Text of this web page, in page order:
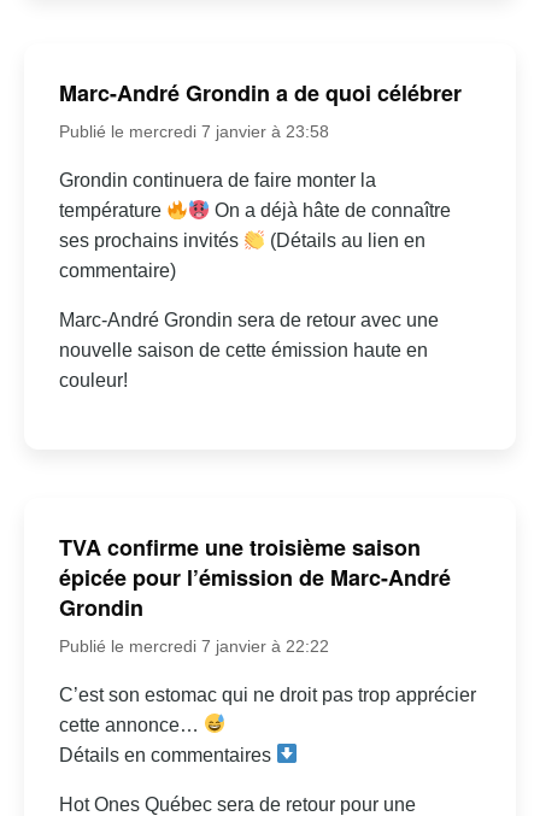
Marc-André Grondin a de quoi célébrer
Publié le mercredi 7 janvier à 23:58
Grondin continuera de faire monter la
température
On a déjà hâte de connaître
ses prochains invités
(Détails au lien en
commentaire)
Marc-André Grondin sera de retour avec une
nouvelle saison de cette émission haute en
couleur!
TVA confirme une troisième saison
épicée pour l’émission de Marc-André
Grondin
Publié le mercredi 7 janvier à 22:22
C’est son estomac qui ne droit pas trop apprécier
cette annonce…
Détails en commentaires
Hot Ones Québec sera de retour pour une